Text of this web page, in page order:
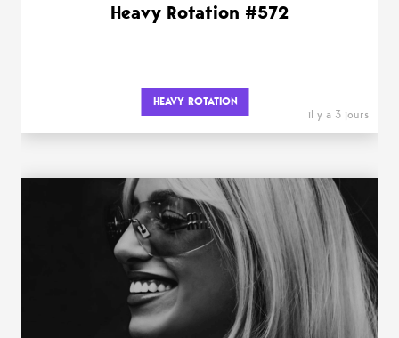
Heavy Rotation #572
HEAVY ROTATION
il y a 3 jours